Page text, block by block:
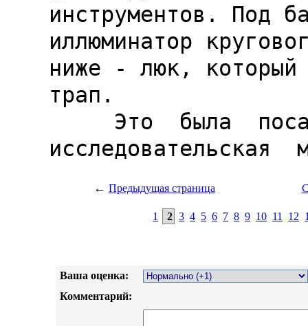
← Предыдущая страница
1 2 3 4 5 6 7 8 9 10 11 12
Ваша оценка:
Комментарий: